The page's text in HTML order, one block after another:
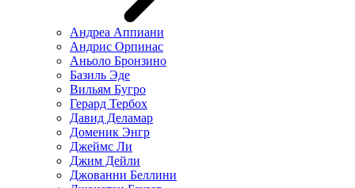
Андреа Аппиани
Андрис Орпинас
Аньоло Бронзино
Базиль Эде
Вильям Бугро
Герард Тербох
Давид Деламар
Доменик Энгр
Джеймс Ли
Джим Дейли
Джованни Беллини